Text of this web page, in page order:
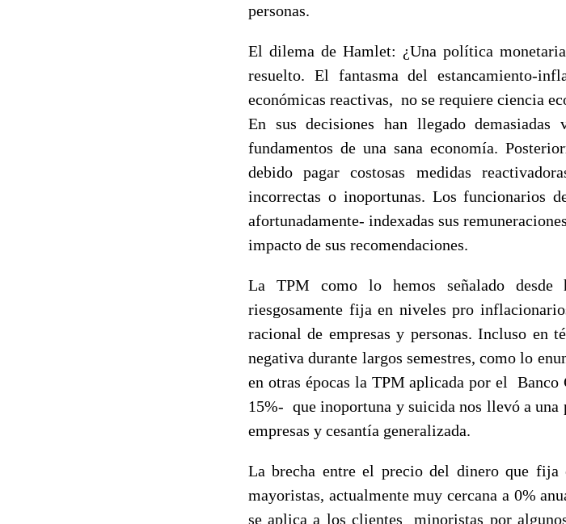
personas.
El dilema de Hamlet: ¿Una política
resuelto. El fantasma del estancamiento-
económicas reactivas, no se requiere ciencia
En sus decisiones han llegado
fundamentos de una sana economía.
debido pagar costosas medidas
incorrectas o inoportunas. Los funcionarios
afortunadamente- indexadas sus
impacto de sus recomendaciones.
La TPM como lo hemos señalado
riesgosamente fija en niveles pro
racional de empresas y personas. Incluso en
negativa durante largos semestres, como lo
en otras épocas la TPM aplicada por el Banco
15%- que inoportuna y suicida nos llevó a una
empresas y cesantía generalizada.
La brecha entre el precio del dinero que fija
mayoristas, actualmente muy cercana a 0%
se aplica a los clientes minoristas por